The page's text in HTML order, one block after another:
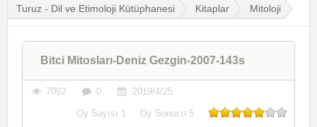
Turuz - Dil ve Etimoloji Kütüphanesi Kitaplar Mitoloji
Bitci Mitosları-Deniz Gezgin-2007-143s
7092 0 2019/4/25
Oy Sayısı 1 Oy Sonucu 5